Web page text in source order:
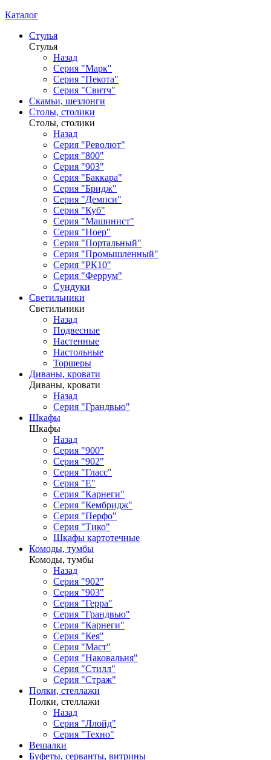
Каталог
Стулья
Стулья
Назад
Серия "Марк"
Серия "Пекота"
Серия "Свитч"
Скамьи, шезлонги
Столы, столики
Столы, столики
Назад
Серия "Револют"
Серия "800"
Серия "903"
Серия "Баккара"
Серия "Бридж"
Серия "Демпси"
Серия "Куб"
Серия "Машинист"
Серия "Ноер"
Серия "Портальный"
Серия "Промышленный"
Серия "РК10"
Серия "Феррум"
Сундуки
Светильники
Светильники
Назад
Подвесные
Настенные
Настольные
Торшеры
Диваны, кровати
Диваны, кровати
Назад
Серия "Грандвью"
Шкафы
Шкафы
Назад
Серия "900"
Серия "902"
Серия "Гласс"
Серия "Е"
Серия "Карнеги"
Серия "Кембридж"
Серия "Перфо"
Серия "Тико"
Шкафы картотечные
Комоды, тумбы
Комоды, тумбы
Назад
Серия "902"
Серия "903"
Серия "Герра"
Серия "Грандвью"
Серия "Карнеги"
Серия "Кея"
Серия "Маст"
Серия "Наковальня"
Серия "Стилл"
Серия "Страж"
Полки, стеллажи
Полки, стеллажи
Назад
Серия "Ллойд"
Серия "Техно"
Вешалки
Буфеты, серванты, витрины